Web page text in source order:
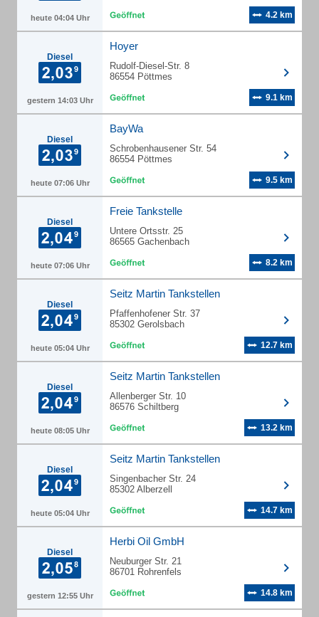
heute 04:04 Uhr 4.2 km
Diesel
gestern 14:03 Uhr
Hoyer
Rudolf-Diesel-Str. 8
86554 Pöttmes
9.1 km
Diesel
heute 07:06 Uhr
BayWa
Schrobenhausener Str. 54
86554 Pöttmes
9.5 km
Diesel
heute 07:06 Uhr
Freie Tankstelle
Untere Ortsstr. 25
86565 Gachenbach
8.2 km
Diesel
heute 05:04 Uhr
Seitz Martin Tankstellen
Pfaffenhofener Str. 37
85302 Gerolsbach
12.7 km
Diesel
heute 08:05 Uhr
Seitz Martin Tankstellen
Allenberger Str. 10
86576 Schiltberg
13.2 km
Diesel
heute 05:04 Uhr
Seitz Martin Tankstellen
Singenbacher Str. 24
85302 Alberzell
14.7 km
Diesel
gestern 12:55 Uhr
Herbi Oil GmbH
Neuburger Str. 21
86701 Rohrenfels
14.8 km